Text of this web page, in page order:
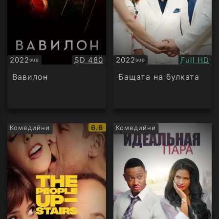
2022SUB
Субтитри Качество:
SD 480
Вавилон
2022SUB
Субтитри Full HD
Бащата на булката
Комедийни
IMDb
рейтинг:
6.6 Комедийни